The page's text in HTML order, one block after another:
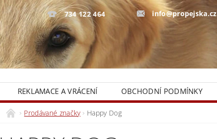
734 122 464 info@propejska.cz
REKLAMACE A VRÁCENÍ OBCHODNÍ PODMÍNKY
Prodávané značky Happy Dog